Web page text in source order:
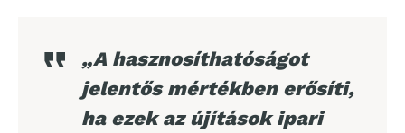
„A hasznosíthatóságot
jelentős mértékben erősíti,
ha ezek az újítások ipari